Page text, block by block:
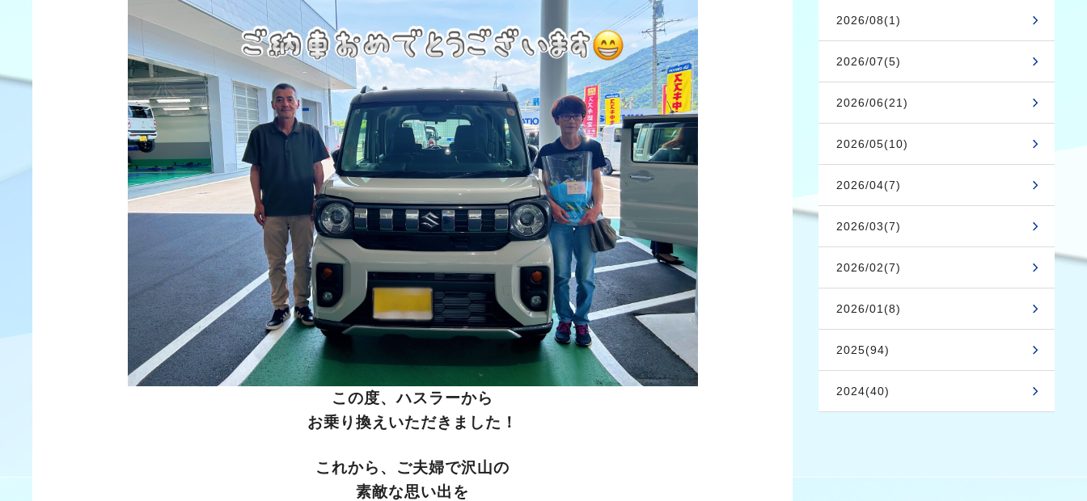
この度、ハスラーから
お乗り換えいただきました！
これから、ご夫婦で沢山の
素敵な思い出を
2026/08(1)
2026/07(5)
2026/06(21)
2026/05(10)
2026/04(7)
2026/03(7)
2026/02(7)
2026/01(8)
2025(94)
2024(40)